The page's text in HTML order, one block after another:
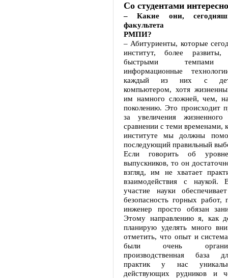
Со студентами интересно
– Какие они,
факультета
РМПИ?
– Абитуриенты, которые
институт, более
быстрыми темпами
информационные
каждый из них с
компьютером, хотя
им намного сложней, чем,
поколению. Это происходит
за увеличения
сравнении с теми временами,
институте мы должны
последующий правильный
Если говорить об
выпускников, то он
взгляд, им не хватает
взаимодействия с
участие науки
безопасность горных работ,
инженер просто обязан
Этому направлению я, как
планирую уделять много
отметить, что опыт и
были очень
производственная база
практик у нас
действующих рудников и